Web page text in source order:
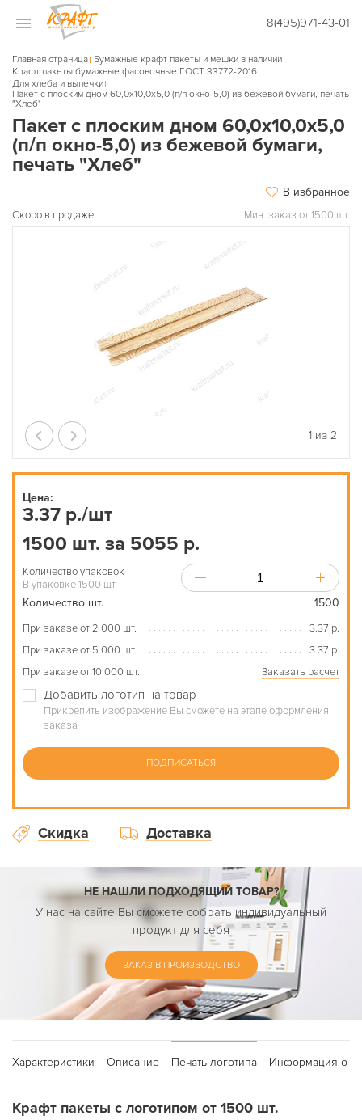
8(495)971-43-01
Главная страница Бумажные крафт пакеты и мешки в наличии
Крафт пакеты бумажные фасовочные ГОСТ 33772-2016
Для хлеба и выпечки
Пакет с плоским дном 60,0х10,0х5,0 (п/п окно-5,0) из бежевой бумаги, печать
"Хлеб"
Пакет с плоским дном 60,0х10,0х5,0
(п/п окно-5,0) из бежевой бумаги,
печать "Хлеб"
В избранное
Скоро в продаже Мин. заказ от 1500 шт.
1 из 2
Цена:
3.37 р./шт
1500 шт. за 5055 р.
Количество упаковок
В упаковке 1500 шт.
Количество шт. 1500
При заказе от 2 000 шт.
3.37 р.
При заказе от 5 000 шт.
3.37 р.
При заказе от 10 000 шт.
Заказать расчет
Добавить логотип на товар
Прикрепить изображение Вы сможете на этапе оформления
заказа
ПОДПИСАТЬСЯ
Скидка Доставка
НЕ НАШЛИ ПОДХОДЯЩИЙ ТОВАР?
У нас на сайте Вы сможете собрать индивидуальный
продукт для себя
ЗАКАЗ В ПРОИЗВОДСТВО
Характеристики Описание Печать логотипа Информация о
Крафт пакеты с логотипом от 1500 шт.